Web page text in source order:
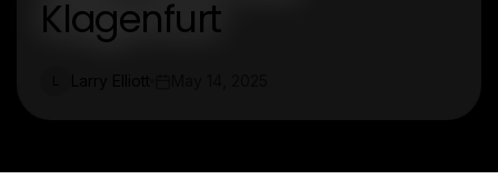
Klagenfurt